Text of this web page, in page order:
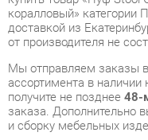
Мы отправляем заказы в
ассортимента в наличии
получите не позднее48-
заказа. Дополнительно
и сборку мебельных
Срок доставки в другие
на складах
Уточнить наличие, срок
через формуобратной